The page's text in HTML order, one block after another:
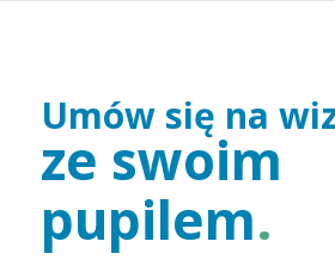
Umów się na
ze swoim
pupilem.